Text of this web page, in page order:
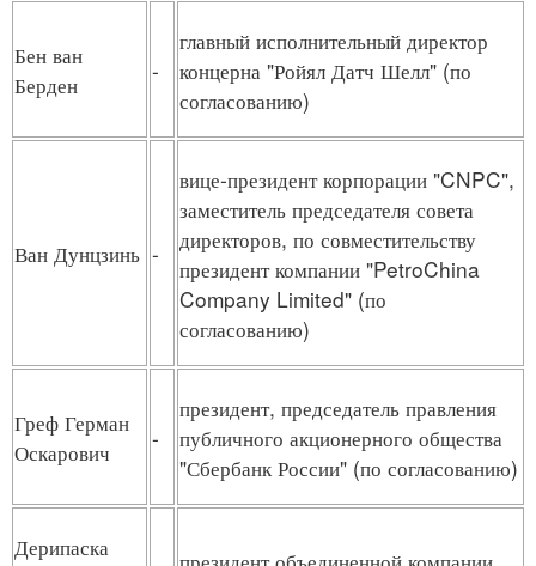
Бен ван
Берден
-
главный исполнительный директор
концерна "Ройял Датч Шелл" (по
согласованию)
Ван Дунцзинь -
вице-президент корпорации "CNPC",
заместитель председателя совета
директоров, по совместительству
президент компании "PetroChina
Company Limited" (по
согласованию)
Греф Герман
Оскарович
-
президент, председатель правления
публичного акционерного общества
"Сбербанк России" (по согласованию)
Дерипаска